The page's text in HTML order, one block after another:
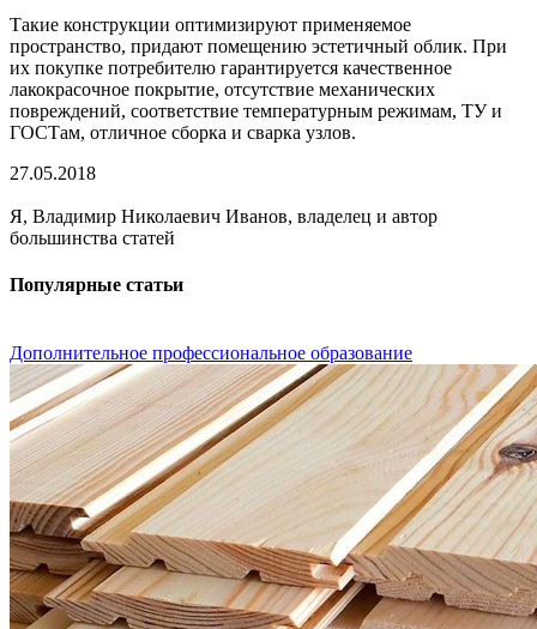
Такие конструкции оптимизируют применяемое
пространство, придают помещению эстетичный облик. При
их покупке потребителю гарантируется качественное
лакокрасочное покрытие, отсутствие механических
повреждений, соответствие температурным режимам, ТУ и
ГОСТам, отличное сборка и сварка узлов.
27.05.2018
Я, Владимир Николаевич Иванов, владелец и автор
большинства статей
Популярные статьи
Дополнительное профессиональное образование